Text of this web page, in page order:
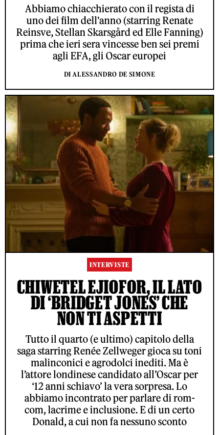
Abbiamo chiacchierato con il regista di
uno dei film dell'anno (starring Renate
Reinsve, Stellan Skarsgård ed Elle Fanning)
prima che ieri sera vincesse ben sei premi
agli EFA, gli Oscar europei
DI ALESSANDRO DE SIMONE
INTERVISTE
CHIWETEL EJIOFOR, IL LATO
DI ‘BRIDGET JONES’ CHE
NON TI ASPETTI
Tutto il quarto (e ultimo) capitolo della
saga starring Renée Zellweger gioca su toni
malinconici e agrodolci inediti. Ma è
l’attore londinese candidato all’Oscar per
‘12 anni schiavo’ la vera sorpresa. Lo
abbiamo incontrato per parlare di rom-
com, lacrime e inclusione. E di un certo
Donald, a cui non fa nessuno sconto